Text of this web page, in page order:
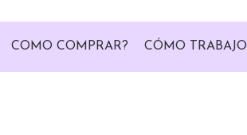
COMO COMPRAR? CÓMO TRABAJO